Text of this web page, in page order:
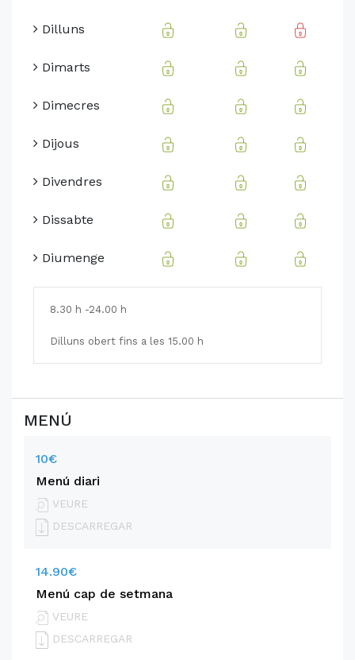
Dilluns
Dimarts
Dimecres
Dijous
Divendres
Dissabte
Diumenge
8.30 h -24.00 h
Dilluns obert fins a les 15.00 h
MENÚ
10€
Menú diari
VEURE
DESCARREGAR
14.90€
Menú cap de setmana
VEURE
DESCARREGAR